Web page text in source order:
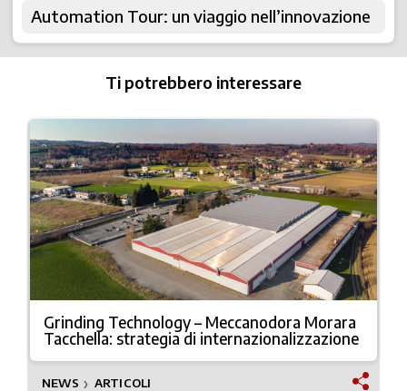
Automation Tour: un viaggio nell’innovazione
Ti potrebbero interessare
Grinding Technology – Meccanodora Morara
Tacchella: strategia di internazionalizzazione
NEWS ❯ ARTICOLI